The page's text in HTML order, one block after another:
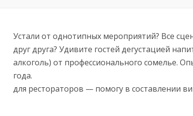
Устали от однотипных мероприятий? Все
друг друга? Удивите гостей дегустацией
алкоголь) от профессионального сомелье.
года.
для рестораторов — помогу в составлении